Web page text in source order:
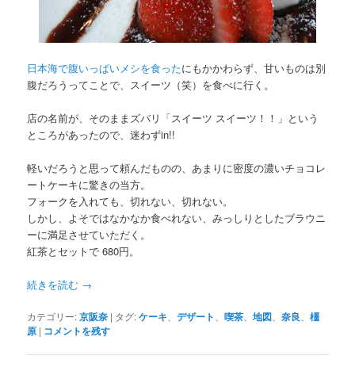
日本海で腹いっぱいメシを食ったにもかかわらず、甘いものは別
腹だろうってことで、スイーツ（笑）を食べに行く。
店の名前が、そのままズバリ「スイーツ スイーツ！！」という
ところがあったので、迷わずin!!
軽いだろうと思って頼んだものの、あまりに密度の濃いチョコレ
ートケーキに驚きの当方。
フォークを入れても、切れない、切れない。
しかし、よそではなかなか食べれない、みっしりとしたブラウニ
ーに満足させていただく。
紅茶とセットで 680円。
続きを読む →
カテゴリー:京阪奈 | タグ:ケーキ 、デザート 、喫茶 、地図 、奈良 、橿
原 | コメントを残す